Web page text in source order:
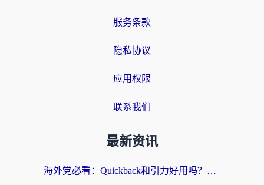
服务条款
隐私协议
应用权限
联系我们
最新资讯
海外党必看：Quickback和引力好用吗？3分钟搞懂回国加速器怎么选